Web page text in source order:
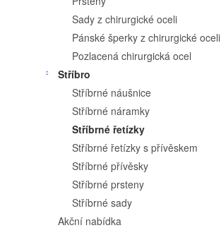
n
e
Sady z chirurgické oceli
Pánské šperky z chirurgické oceli
Pozlacená chirurgická ocel
Stříbro
Stříbrné náušnice
Stříbrné náramky
Stříbrné řetízky
Stříbrné řetízky s přívěskem
Stříbrné přívěsky
Stříbrné prsteny
Stříbrné sady
Akční nabídka